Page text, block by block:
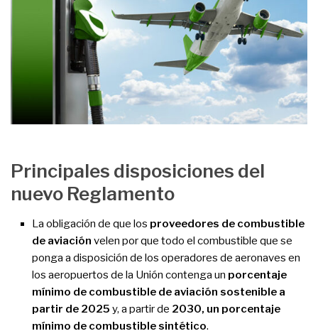
Principales disposiciones del
nuevo Reglamento
La obligación de que los proveedores de combustible
de aviación velen por que todo el combustible que se
ponga a disposición de los operadores de aeronaves en
los aeropuertos de la Unión contenga un porcentaje
mínimo de combustible de aviación sostenible a
partir de 2025 y, a partir de 2030, un porcentaje
mínimo de combustible sintético.